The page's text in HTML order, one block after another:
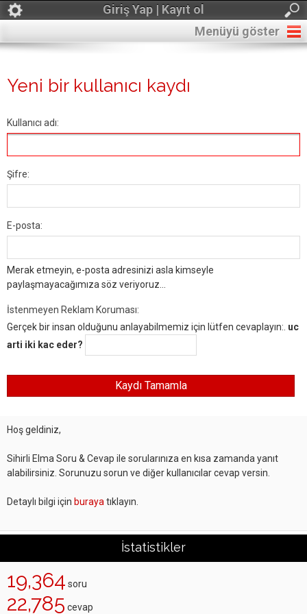
Giriş Yap | Kayıt ol
Menüyü göster
Yeni bir kullanıcı kaydı
Kullanıcı adı:
Şifre:
E-posta:
Merak etmeyin, e-posta adresinizi asla kimseyle
paylaşmayacağımıza söz veriyoruz...
İstenmeyen Reklam Koruması:
Gerçek bir insan olduğunu anlayabilmemiz için lütfen cevaplayın:. uc
arti iki kac eder?
Hoş geldiniz,
Sihirli Elma Soru & Cevap ile sorularınıza en kısa zamanda yanıt
alabilirsiniz. Sorunuzu sorun ve diğer kullanıcılar cevap versin.
Detaylı bilgi için buraya tıklayın.
İstatistikler
19,364 soru
22,785 cevap